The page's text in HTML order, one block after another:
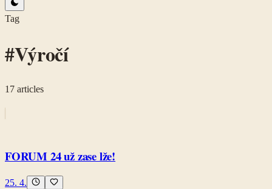
Tag
#Výročí
17 articles
FORUM 24 už zase lže!
25. 4.